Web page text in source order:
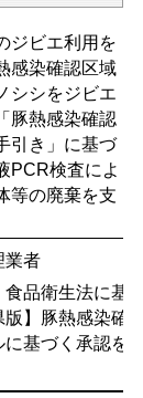
ジビエ利用を
感染確認区域
シシをジビエ
豚熱感染確認
引き」に基づ
PCR検査によ
等の廃棄を支
業者
食品衛生法に基
版】豚熱感染確
に基づく承認を